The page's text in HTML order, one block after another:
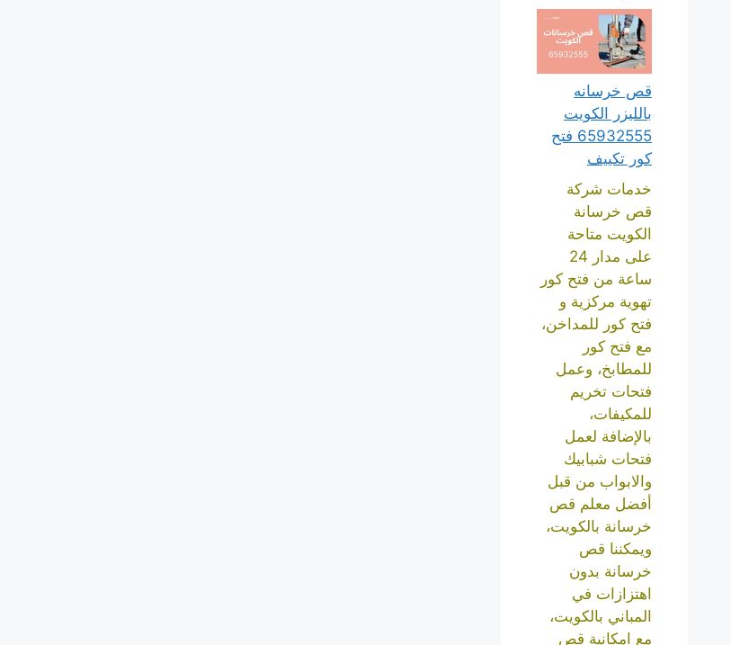
قص خرسانه
بالليزر الكويت
65932555 فتح
كور تكييف
خدمات شركة
قص خرسانة
الكويت متاحة
على مدار 24
ساعة من فتح كور
تهوية مركزية و
فتح كور للمداخن،
مع فتح كور
للمطابخ، وعمل
فتحات تخريم
للمكيفات،
بالإضافة لعمل
فتحات شبابيك
والابواب من قبل
أفضل معلم قص
خرسانة بالكويت،
ويمكننا قص
خرسانة بدون
اهتزازات في
المباني بالكويت،
مع امكانية قص